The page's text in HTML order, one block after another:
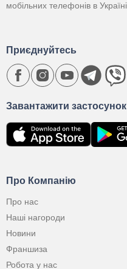
мобільних телефонів в Україні
Про Компанію
Про нас
Наші нагороди
Новини
Франшиза
Робота у нас
Завантажити застосунок
Приєднуйтесь